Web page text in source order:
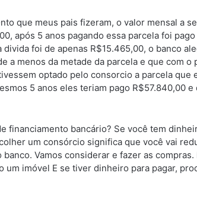
que meus pais fizeram, o valor mensal a
após 5 anos pagando essa parcela foi
foi de apenas R$15.465,00, o banco
a menos da metade da parcela e que com o
optado pelo consorcio a parcela que
5 anos eles teriam pago R$57.840,00
financiamento bancário? Se você tem
um consórcio significa que você vai
Vamos considerar e fazer as compras.
imóvel E se tiver dinheiro para pagar,